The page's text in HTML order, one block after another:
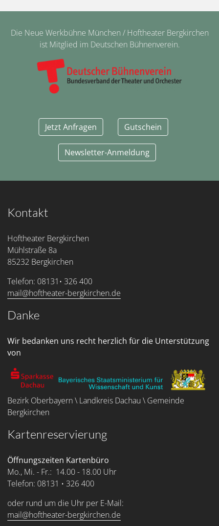
Die Neue Werkbühne München / Hoftheater Bergkirchen
ist Mitglied im Deutschen Bühnenverein.
Jetzt Anfragen Gutschein
Newsletter-Anmeldung
Kontakt
Hoftheater Bergkirchen
Mühlstraße 8a
85232 Bergkirchen
Telefon: 08131• 326 400
mail@hoftheater-bergkirchen.de
Danke
Wir bedanken uns recht herzlich für die Unterstützung
von
Bezirk Oberbayern \ Landkreis Dachau \ Gemeinde
Bergkirchen
Kartenreservierung
Öffnungszeiten Kartenbüro
Mo., Mi. - Fr.: 14.00 - 18.00 Uhr
Telefon: 08131 • 326 400
oder rund um die Uhr per E-Mail:
mail@hoftheater-bergkirchen.de